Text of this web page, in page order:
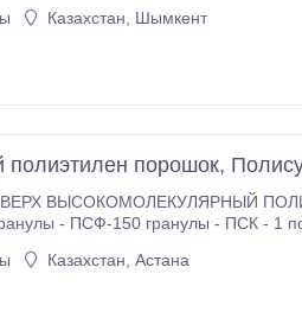
Казахстан, Шымкент
порошок,
Казахстан, Астана